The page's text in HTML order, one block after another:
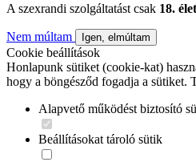
A szexrandi szolgáltatást csak 18.
Nem múltam Igen, elmúltam
Cookie beállítások
Honlapunk sütiket (cookie-kat)
hogy a böngésződ fogadja a sütiket.
Alapvető működést biztosító
Beállításokat tároló sütik